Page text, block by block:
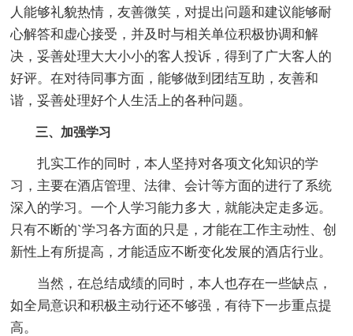
人能够礼貌热情，友善微笑，对提出问题和建议能够耐
心解答和虚心接受，并及时与相关单位积极协调和解
决，妥善处理大大小小的客人投诉，得到了广大客人的
好评。在对待同事方面，能够做到团结互助，友善和
谐，妥善处理好个人生活上的各种问题。
三、加强学习
扎实工作的同时，本人坚持对各项文化知识的学
习，主要在酒店管理、法律、会计等方面的进行了系统
深入的学习。一个人学习能力多大，就能决定走多远。
只有不断的`学习各方面的只是，才能在工作主动性、创
新性上有所提高，才能适应不断变化发展的酒店行业。
当然，在总结成绩的同时，本人也存在一些缺点，
如全局意识和积极主动行还不够强，有待下一步重点提
高。